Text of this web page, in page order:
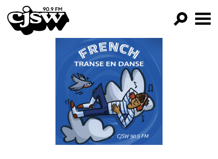
CJSW
PROGRAMS
EPISODES
NEWS